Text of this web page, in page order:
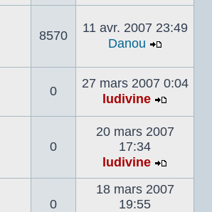
le
dernier
8570
11 avr. 2007 23:49
Danou
le
dernier
0
27 mars 2007 0:04
ludivine
le
dernier
0
20 mars 2007
17:34
ludivine
le
0
18 mars 2007
19:55